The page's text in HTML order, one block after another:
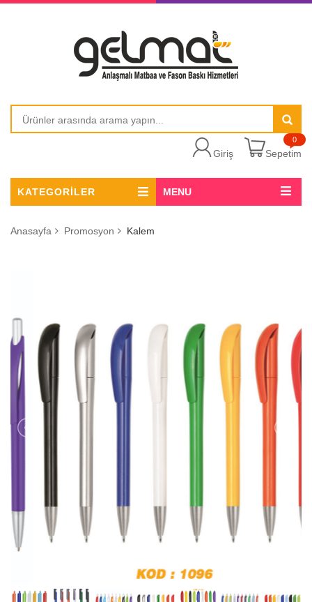
Sepetim
0
Giriş
KATEGORİLER MENU
Anasayfa Promosyon Kalem